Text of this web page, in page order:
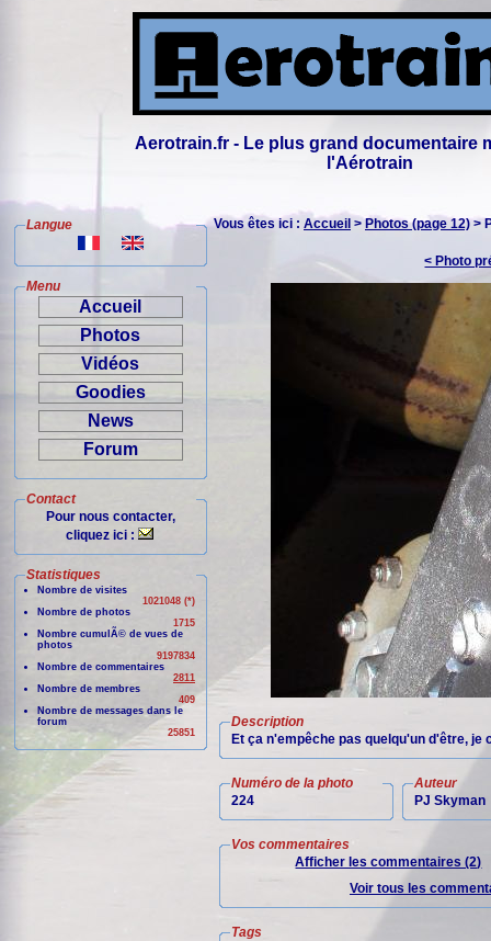
Aerotrain.fr - Le plus grand documentaire
l'Aérotrain
Langue
Menu
Accueil
Photos
Vidéos
Goodies
News
Forum
Contact
Pour nous contacter,
cliquez ici :
Statistiques
Nombre de visites
1021048 (*)
Nombre de photos
1715
Nombre cumulÃ© de vues de
photos
9197834
Nombre de commentaires
2811
Nombre de membres
409
Nombre de messages dans le
forum
25851
Vous êtes ici : Accueil > Photos (page 12) >
< Photo
Description
Et ça n'empêche pas quelqu'un d'être, je
Numéro de la photo
224
Auteur
PJ Skyman
Vos commentaires
Afficher les commentaires (2)
Voir tous les
Tags